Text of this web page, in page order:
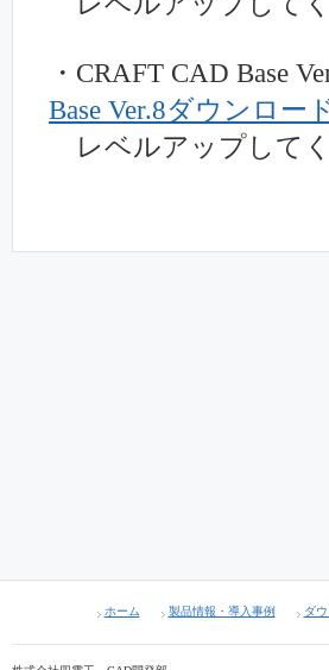
・CRAFT CAD Base
Base Ver.8ダウンロー
レベルアップして
ホーム 製品情報・導入事例 ダ